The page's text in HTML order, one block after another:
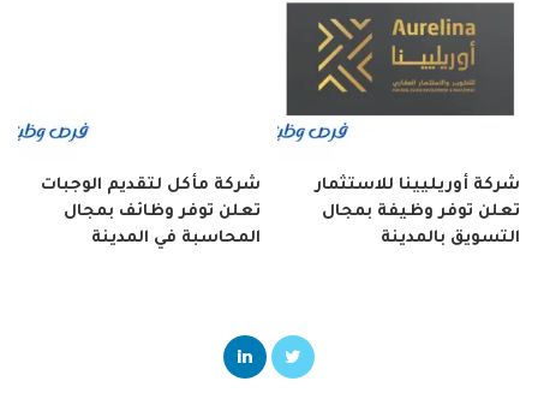
شركة أوريليينا للاستثمار
تعلن توفر وظيفة بمجال
التسويق بالمدينة
شركة مأكل لتقديم الوجبات
تعلن توفر وظائف بمجال
المحاسبة في المدينة